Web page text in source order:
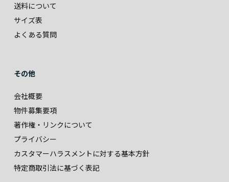
送料について
サイズ表
よくある質問
その他
会社概要
物件募集要項
著作権・リンクについて
プライバシー
カスタマーハラスメントに対する基本方針
特定商取引法に基づく表記